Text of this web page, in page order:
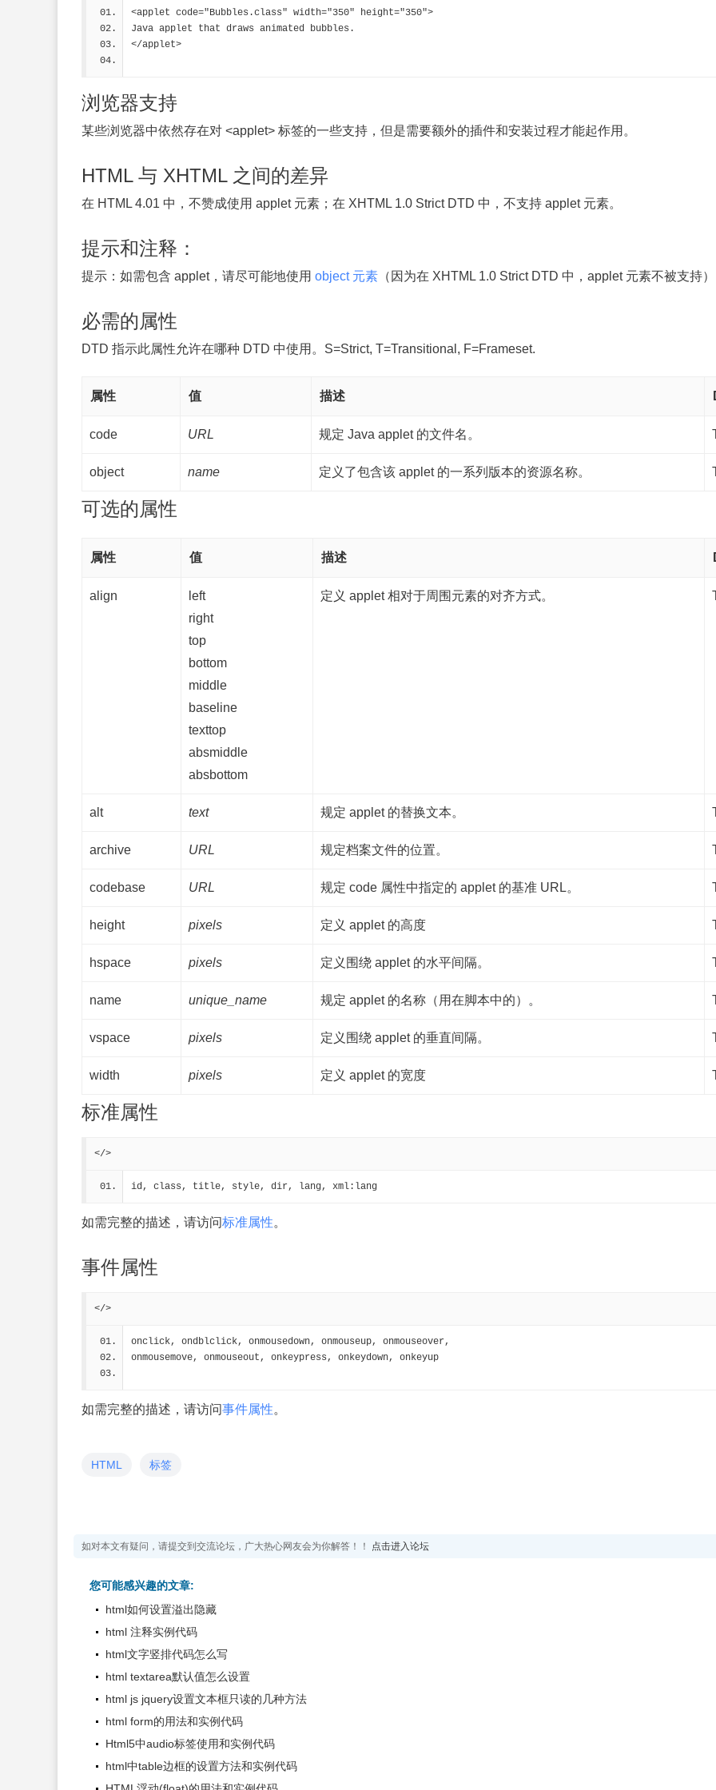
<applet code="Bubbles.class" width="350" height="350">
Java applet that draws animated bubbles.
</applet>
浏览器支持
某些浏览器中依然存在对 <applet> 标签的一些支持，但是需要额外的插件和安装过程才能起作用。
HTML 与 XHTML 之间的差异
在 HTML 4.01 中，不赞成使用 applet 元素；在 XHTML 1.0 Strict DTD 中，不支持 applet 元素。
提示和注释：
提示： 如需包含 applet，请尽可能地使用 object 元素 （因为在 XHTML 1.0 Strict DTD 中，applet 元素不被支持
必需的属性
DTD 指示此属性允许在哪种 DTD 中使用。S=Strict, T=Transitional, F=Frameset.
属性 值 描述
code URL 规定 Java applet 的文件名。
object name 定义了包含该 applet 的一系列版本的资源名称。
可选的属性
属性 值 描述
align
left
right
top
bottom
middle
baseline
texttop
absmiddle
absbottom
定义 applet 相对于周围元素的对齐方式。
alt text 规定 applet 的替换文本。
archive URL 规定档案文件的位置。
codebase URL 规定 code 属性中指定的 applet 的基准 URL。
height pixels 定义 applet 的高度
hspace pixels 定义围绕 applet 的水平间隔。
name unique_name 规定 applet 的名称（用在脚本中的）。
vspace pixels 定义围绕 applet 的垂直间隔。
width pixels 定义 applet 的宽度
标准属性
</>
id, class, title, style, dir, lang, xml:lang
如需完整的描述，请访问标准属性。
事件属性
</>
onclick, ondblclick, onmousedown, onmouseup, onmouseover,
onmousemove, onmouseout, onkeypress, onkeydown, onkeyup
如需完整的描述，请访问事件属性。
HTML 标签
如对本文有疑问，请提交到交流论坛，广大热心网友会为你解答！！ 点击进入论坛
您可能感兴趣的文章:
html如何设置溢出隐藏
html 注释实例代码
html文字竖排代码怎么写
html textarea默认值怎么设置
html js jquery设置文本框只读的几种方法
html form的用法和实例代码
Html5中audio标签使用和实例代码
html中table边框的设置方法和实例代码